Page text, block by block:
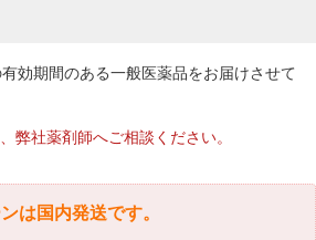
効期間のある一般医薬品をお届けさせて
弊社薬剤師へご相談ください。
は国内発送です。